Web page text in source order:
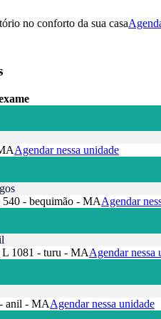
no conforto da sua casa
Agendar nessa unidade
540 - bequimão - MAAgendar
L 1081 - turu - MAAgendar nessa
anil - MAAgendar nessa unidade